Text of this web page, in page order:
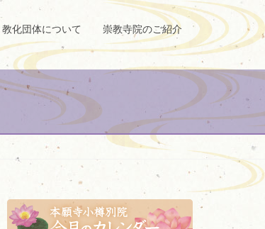
教化団体について 崇教寺院のご紹介